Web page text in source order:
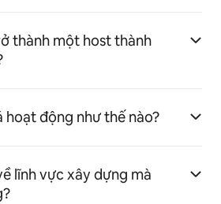
thành một host thành
hoạt động như thế nào?
lĩnh vực xây dựng mà